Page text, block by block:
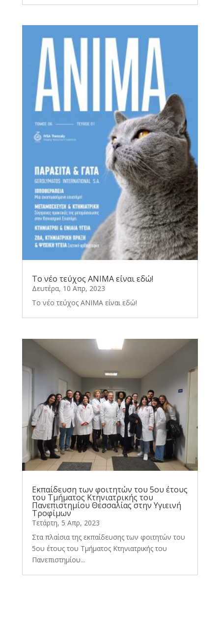
Το νέο τεύχος ΑΝΙΜΑ είναι εδώ!
Δευτέρα, 10 Απρ, 2023
Το νέο τεύχος ΑΝΙΜΑ είναι εδώ!
Εκπαίδευση των φοιτητών του 5ου έτους
του Τμήματος Κτηνιατρικής του
Πανεπιστημίου Θεσσαλίας στην Υγιεινή
Τροφίμων
Τετάρτη, 5 Απρ, 2023
Στα πλαίσια της εκπαίδευσης των φοιτητών του
5ου έτους του Τμήματος Κτηνιατρικής του
Πανεπιστημίου...